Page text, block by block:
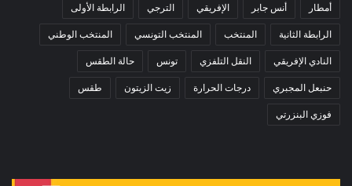
أمطار أنس جابر الإفريقي الترجي الرابطة الأولى
الرابطة الثانية المنتخب المنتخب التونسي المنتخب الوطني
النادي الإفريقي النقل التلفزي تونس حالة الطقس
حنبعل المجبري درجات الحرارة زيت الزيتون طقس
فوزي البنزرتي